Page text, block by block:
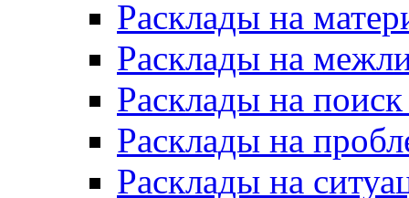
Расклады на
Расклады на
Расклады на
Расклады на
Расклады на